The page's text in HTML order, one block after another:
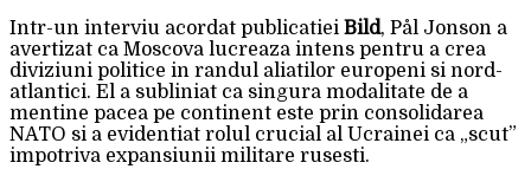
Intr-un interviu acordat publicatiei Bild, Pål Jonson a
avertizat ca Moscova lucreaza intens pentru a crea
diviziuni politice in randul aliatilor europeni si nord-
atlantici. El a subliniat ca singura modalitate de a
mentine pacea pe continent este prin consolidarea
NATO si a evidentiat rolul crucial al Ucrainei ca „scut”
impotriva expansiunii militare rusesti.